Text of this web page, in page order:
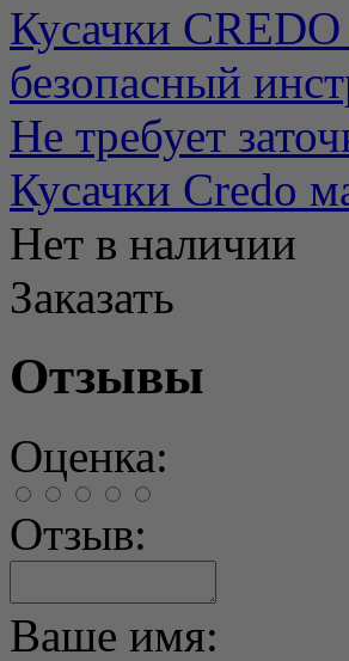
Кусачки
безопасный
Не требует
Кусачки Credo
Нет в наличии
Заказать
Отзывы
Оценка:
Отзыв:
Ваше имя: